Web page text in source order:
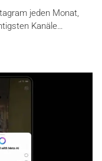
jeden Monat,
Kanäle…